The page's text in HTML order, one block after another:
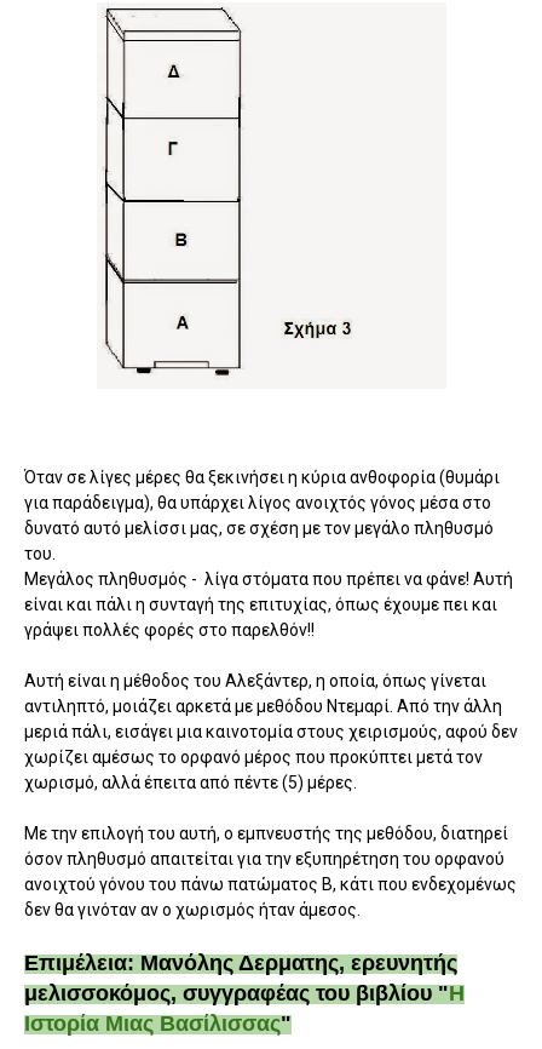
Όταν σε λίγες μέρες θα ξεκινήσει η κύρια ανθοφορία (θυμάρι
για παράδειγμα), θα υπάρχει λίγος ανοιχτός γόνος μέσα στο
δυνατό αυτό μελίσσι μας, σε σχέση με τον μεγάλο πληθυσμό
του.
Μεγάλος πληθυσμός - λίγα στόματα που πρέπει να φάνε! Αυτή
είναι και πάλι η συνταγή της επιτυχίας, όπως έχουμε πει και
γράψει πολλές φορές στο παρελθόν!!
Αυτή είναι η μέθοδος του Αλεξάντερ, η οποία, όπως γίνεται
αντιληπτό, μοιάζει αρκετά με μεθόδου Ντεμαρί. Από την άλλη
μεριά πάλι, εισάγει μια καινοτομία στους χειρισμούς, αφού δεν
χωρίζει αμέσως το ορφανό μέρος που προκύπτει μετά τον
χωρισμό, αλλά έπειτα από πέντε (5) μέρες.
Με την επιλογή του αυτή, ο εμπνευστής της μεθόδου, διατηρεί
όσον πληθυσμό απαιτείται για την εξυπηρέτηση του ορφανού
ανοιχτού γόνου του πάνω πατώματος Β, κάτι που ενδεχομένως
δεν θα γινόταν αν ο χωρισμός ήταν άμεσος.
Επιμέλεια: Μανόλης Δερματης, ερευνητής
μελισσοκόμος, συγγραφέας του βιβλίου "Η
Ιστορία Μιας Βασίλισσας"